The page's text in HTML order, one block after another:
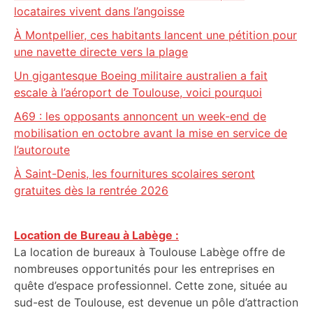
locataires vivent dans l’angoisse
À Montpellier, ces habitants lancent une pétition pour
une navette directe vers la plage
Un gigantesque Boeing militaire australien a fait
escale à l’aéroport de Toulouse, voici pourquoi
A69 : les opposants annoncent un week-end de
mobilisation en octobre avant la mise en service de
l’autoroute
À Saint-Denis, les fournitures scolaires seront
gratuites dès la rentrée 2026
Location de Bureau à Labège :
La location de bureaux à Toulouse Labège offre de
nombreuses opportunités pour les entreprises en
quête d’espace professionnel. Cette zone, située au
sud-est de Toulouse, est devenue un pôle d’attraction